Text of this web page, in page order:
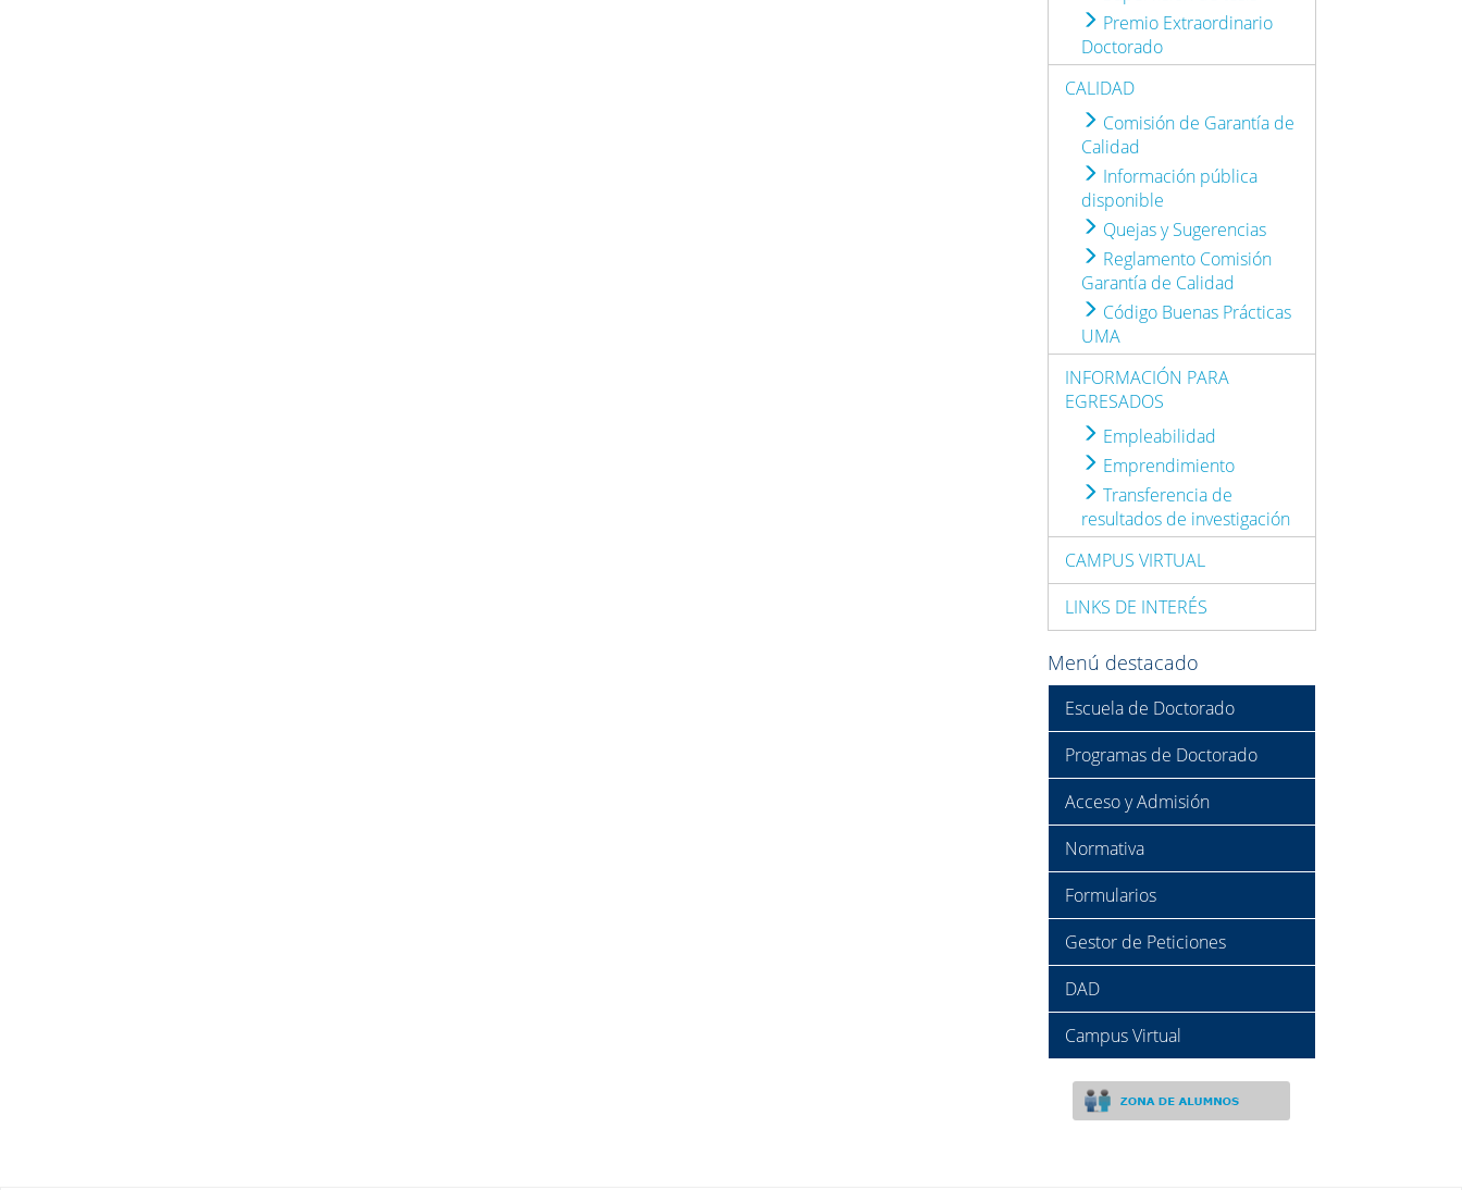
Premio Extraordinario
Doctorado
CALIDAD
Comisión de Garantía de
Calidad
Información pública
disponible
Quejas y Sugerencias
Reglamento Comisión
Garantía de Calidad
Código Buenas Prácticas
UMA
INFORMACIÓN PARA
EGRESADOS
Empleabilidad
Emprendimiento
Transferencia de
resultados de investigación
CAMPUS VIRTUAL
LINKS DE INTERÉS
Menú destacado
Escuela de Doctorado
Programas de Doctorado
Acceso y Admisión
Normativa
Formularios
Gestor de Peticiones
DAD
Campus Virtual